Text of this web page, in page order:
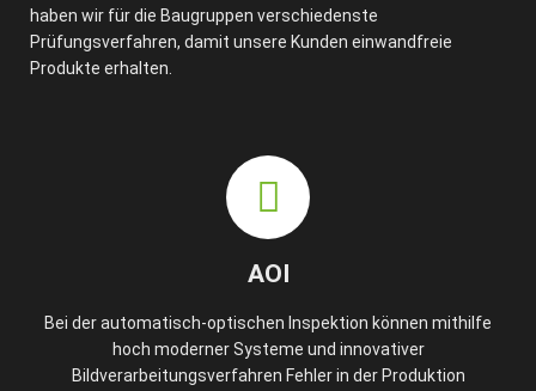
haben wir für die Baugruppen verschiedenste
Prüfungsverfahren, damit unsere Kunden einwandfreie
Produkte erhalten.
AOI
Bei der automatisch-optischen Inspektion können mithilfe
hoch moderner Systeme und innovativer
Bildverarbeitungsverfahren Fehler in der Produktion